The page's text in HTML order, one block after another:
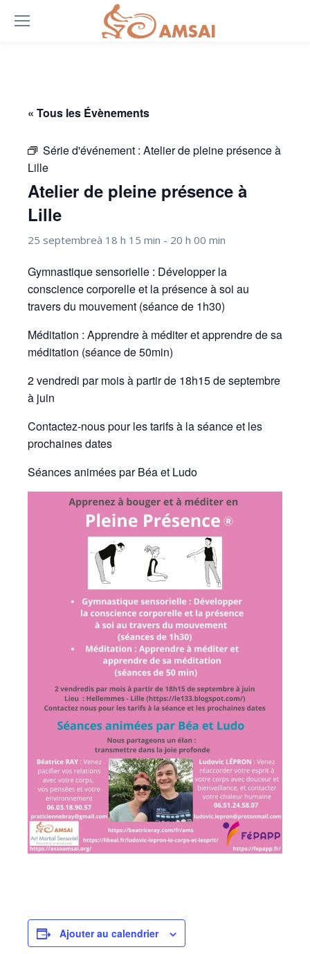
« Tous les Évènements
Série d'événement : Atelier de pleine présence à
Lille
Atelier de pleine présence à
Lille
25 septembreà 18 h 15 min - 20 h 00 min
Gymnastique sensorielle : Développer la
conscience corporelle et la présence à soi au
travers du mouvement (séance de 1h30)
Méditation : Apprendre à méditer et apprendre de sa
méditation (séance de 50min)
2 vendredi par mois à partir de 18h15 de septembre
à juin
Contactez-nous pour les tarifs à la séance et les
prochaines dates
Séances animées par Béa et Ludo
Ajouter au calendrier